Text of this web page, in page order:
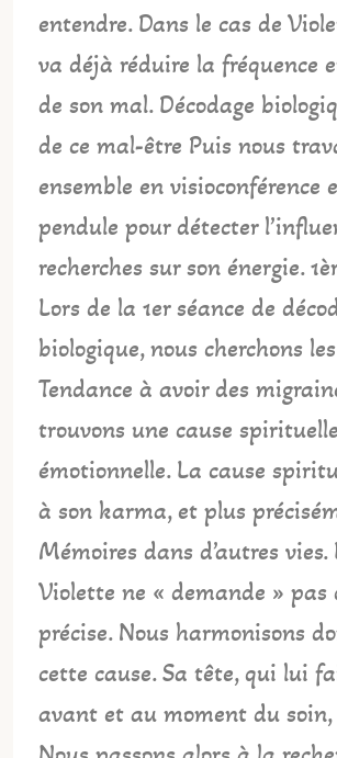
entendre. Dans le cas de
va déjà réduire la fréquence
de son mal. Décodage
de ce mal-être Puis nous
ensemble en visioconférence
pendule pour détecter
recherches sur son énergie.
Lors de la 1er séance de
biologique, nous cherchons
Tendance à avoir des
trouvons une cause
émotionnelle. La cause
à son karma, et plus
Mémoires dans d’autres vies.
Violette ne « demande » pas
précise. Nous harmonisons
cette cause. Sa tête, qui lui
avant et au moment du soin,